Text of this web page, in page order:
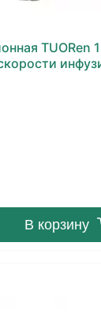
TUORen
В корзину